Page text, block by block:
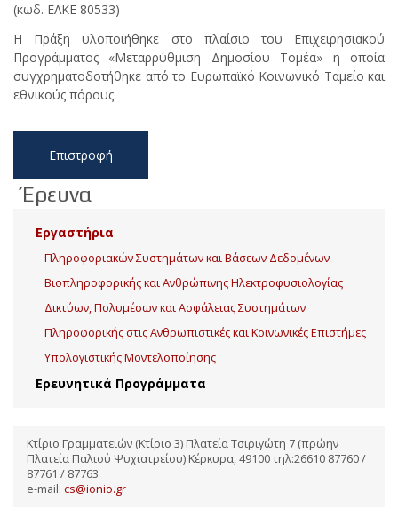
(κωδ. ΕΛΚΕ 80533)
Η Πράξη υλοποιήθηκε στο πλαίσιο του Επιχειρησιακού
Προγράμματος «Μεταρρύθμιση Δημοσίου Τομέα» η οποία
συγχρηματοδοτήθηκε από το Ευρωπαϊκό Κοινωνικό Ταμείο και
εθνικούς πόρους.
Επιστροφή
Έρευνα
Εργαστήρια
Πληροφοριακών Συστημάτων και Βάσεων Δεδομένων
Βιοπληροφορικής και Ανθρώπινης Ηλεκτροφυσιολογίας
Δικτύων, Πολυμέσων και Ασφάλειας Συστημάτων
Πληροφορικής στις Ανθρωπιστικές και Κοινωνικές Επιστήμες
Υπολογιστικής Μοντελοποίησης
Ερευνητικά Προγράμματα
Κτίριο Γραμματειών (Κτίριο 3) Πλατεία Τσιριγώτη 7 (πρώην
Πλατεία Παλιού Ψυχιατρείου) Κέρκυρα, 49100 τηλ:26610 87760 /
87761 / 87763
e-mail: cs@ionio.gr